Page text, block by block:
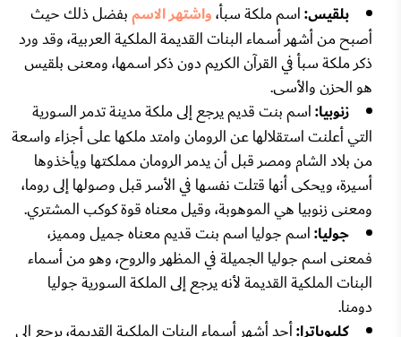
بلقيس:اسم ملكة سبأ،واشتهر الاسمبفضل ذلك حيث
أصبح من أشهر أسماء البنات القديمة الملكية العربية، وقد ورد
ذكر ملكة سبأ في القرآن الكريم دون ذكر اسمها، ومعنى بلقيس
هو الحزن والأسى.
زنوبيا:اسم بنت قديم يرجع إلى ملكة مدينة تدمر السورية
التي أعلنت استقلالها عن الرومان وامتد ملكها على أجزاء واسعة
من بلاد الشام ومصر قبل أن يدمر الرومان مملكتها ويأخذوها
أسيرة، ويحكى أنها قتلت نفسها في الأسر قبل وصولها إلى روما،
ومعنى زنوبيا هي الموهوبة، وقيل معناه قوة كوكب المشتري.
جوليا:اسم جوليا اسم بنت قديم معناه جميل ومميز،
فمعنى اسم جوليا الجميلة في المظهر والروح، وهو من أسماء
البنات الملكية القديمة لأنه يرجع إلى الملكة السورية جوليا
دومنا.
كليوباترا:أحد أشهر أسماء البنات الملكية القديمة، يرجع إلى